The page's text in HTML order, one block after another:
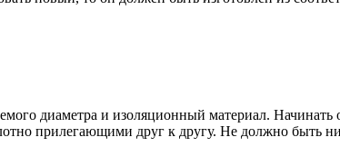
диаметра и изоляционный материал. Начинать
прилегающими друг к другу. Не должно быть